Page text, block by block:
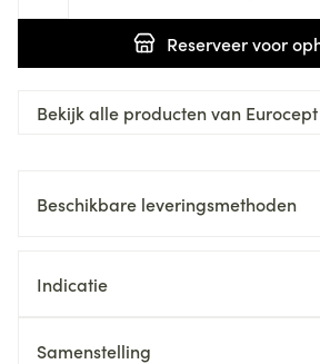
Reserveervoor
Bekijk alle producten van Eurocept
Beschikbare leveringsmethoden
Indicatie
Samenstelling